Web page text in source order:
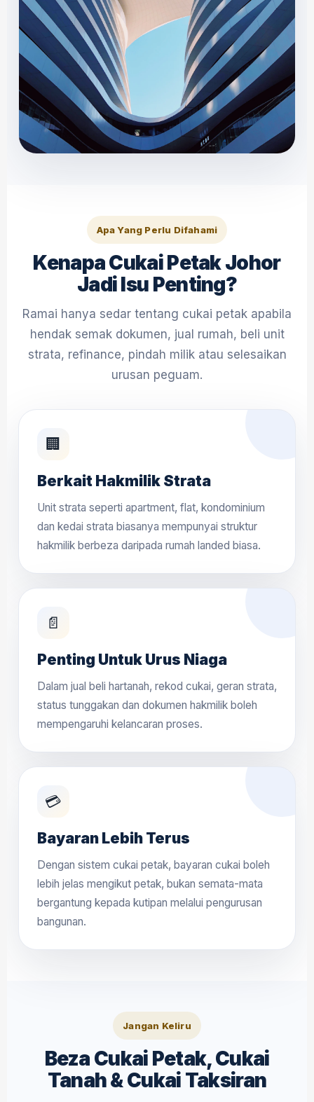
Apa Yang Perlu Difahami
Kenapa Cukai Petak Johor
Jadi Isu Penting?
Ramai hanya sedar tentang cukai petak apabila
hendak semak dokumen, jual rumah, beli unit
strata, refinance, pindah milik atau selesaikan
urusan peguam.
🏢
Berkait Hakmilik Strata
Unit strata seperti apartment, flat, kondominium
dan kedai strata biasanya mempunyai struktur
hakmilik berbeza daripada rumah landed biasa.
📄
Penting Untuk Urus Niaga
Dalam jual beli hartanah, rekod cukai, geran strata,
status tunggakan dan dokumen hakmilik boleh
mempengaruhi kelancaran proses.
💳
Bayaran Lebih Terus
Dengan sistem cukai petak, bayaran cukai boleh
lebih jelas mengikut petak, bukan semata-mata
bergantung kepada kutipan melalui pengurusan
bangunan.
Jangan Keliru
Beza Cukai Petak, Cukai
Tanah & Cukai Taksiran